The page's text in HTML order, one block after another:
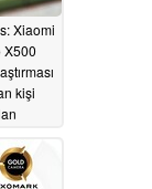
Xiaomi
X500
kişi